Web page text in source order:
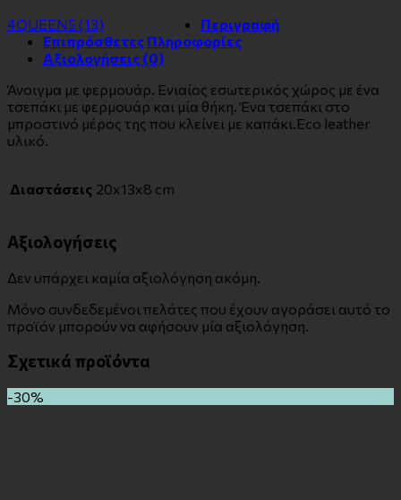
4QUEENS (13)
Περιγραφή
Επιπρόσθετες Πληροφορίες
Αξιολογήσεις (0)
Άνοιγμα με φερμουάρ. Ενιαίος εσωτερικός χώρος με ένα
τσεπάκι με φερμουάρ και μία θήκη. Ένα τσεπάκι στο
μπροστινό μέρος της που κλείνει με καπάκι.Eco leather
υλικό.
Διαστάσεις 20x13x8 cm
Αξιολογήσεις
Δεν υπάρχει καμία αξιολόγηση ακόμη.
Μόνο συνδεδεμένοι πελάτες που έχουν αγοράσει αυτό το
προϊόν μπορούν να αφήσουν μία αξιολόγηση.
Σχετικά προϊόντα
-30%